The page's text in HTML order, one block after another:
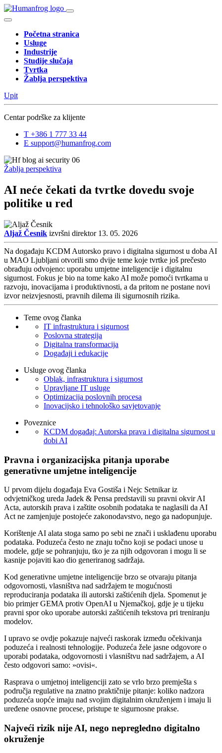
Početna stranica
Usluge
Industrije
Studije slučaja
Tvrtka
Žablja perspektiva
Upit
Centar podrške za klijente
T +386 1 777 33 44
E support@humanfrog.com
Žablja perspektiva
AI neće čekati da tvrtke dovedu svoje
politike u red
Aljaž Česnik izvršni direktor 13. 05. 2026
Na događaju KCDM Autorsko pravo i digitalna sigurnost u doba AI
u MAO Ljubljani otvorili smo dvije teme koje tvrtke još prečesto
obrađuju odvojeno: uporabu umjetne inteligencije i digitalnu
sigurnost. Fokus je bio na tome kako AI može pomoći tvrtkama u
razvoju, inovacijama i produktivnosti, a da pritom ne postane novi
izvor neizvjesnosti, pravnih dilema ili sigurnosnih rizika.
Teme ovog članka
IT infrastruktura i sigurnost
Poslovna strategija
Digitalna transformacija
Događaji i edukacije
Usluge ovog članka
Oblak, infrastruktura i sigurnost
Upravljane IT usluge
Optimizacija poslovnih procesa
Inovacijsko i tehnološko savjetovanje
Poveznice
KCDM događaj: Autorska prava i digitalna sigurnost u
dobi AI
Pravna i organizacijska pitanja uporabe
generativne umjetne inteligencije
U prvom dijelu događaja Eva Gostiša i Nejc Setnikar iz
odvjetničkog ureda Jadek & Pensa predstavili su pravni okvir AI
Acta, autorskih prava i zaštite osobnih podataka te naglasili da AI
Act ne zamjenjuje postojeće zakonodavstvo, nego ga nadopunjuje.
Korištenje AI alata stoga samo po sebi ne znači i usklađenu uporabu
podataka. Poduzeća često ne znaju točno koji se podaci unose u
modele, gdje se pohranjuju, tko je za njih odgovoran i mogu li se
kasnije pojaviti kao dio generiranog sadržaja.
Kod generativne umjetne inteligencije brzo se otvaraju pitanja
odgovornosti, vlasništva nad sadržajem te mogućnosti
reproduciranja podataka ili autorski zaštićenih djela. Spomenut je
bio primjer GEMA protiv OpenAI u Njemačkoj, gdje je u tijeku
pravni spor oko uporabe autorski zaštićenih tekstova pri treniranju
modelov.
I upravo se ovdje pokazuje najveći raskorak između očekivanja
poduzeća i realnosti tehnologije. Poduzeća žele jasne odgovore o
uporabi podataka, odgovornosti i vlasništvu nad sadržajem, a AI
često odgovori samo: »ovisi«.
Rasprava o umjetnoj inteligenciji zato se vrlo brzo premješta s
područja regulative na znatno praktičnije pitanje: koliko nadzora
poduzeća uopće imaju nad svojim digitalnim okruženjem i imaju li
uređene osnovne procese, pristupe te sigurnosne prakse.
Najveći rizik nije AI, nego nepregledno digitalno
okruženje